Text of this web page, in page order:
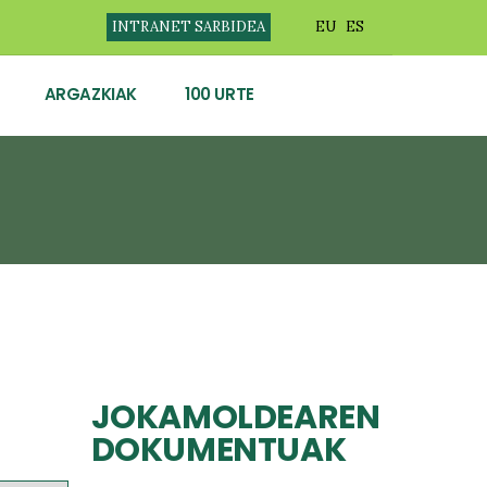
INTRANET SARBIDEA EU ES
ARGAZKIAK 100 URTE
JOKAMOLDEAREN
DOKUMENTUAK